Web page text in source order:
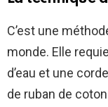
C’est une
monde. Elle
d’eau et une
de ruban de